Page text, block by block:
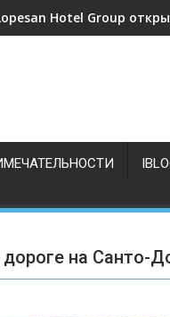
Hotel Group
на Санто-